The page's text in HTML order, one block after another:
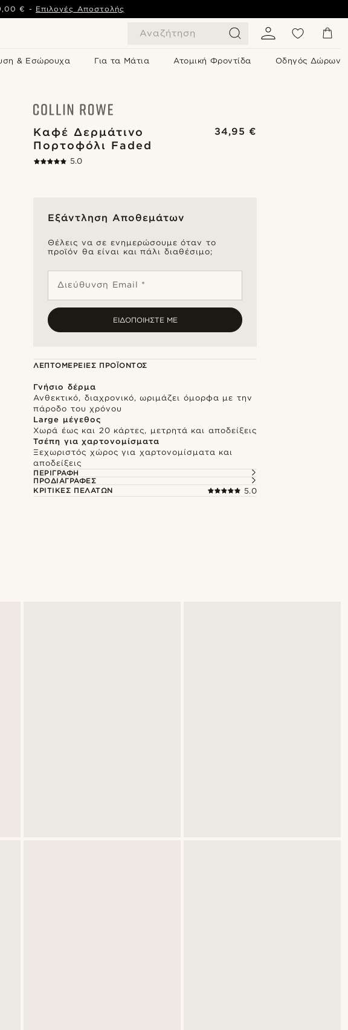
Αναζήτηση
& Εσώρουχα Για τα Μάτια Ατομική Φροντίδα Οδηγός Δώρων
€ - Επιλογές Αποστολής
Καφέ Δερμάτινο
Πορτοφόλι Faded
34,95 €
5.0
Εξάντληση Αποθεμάτων
Θέλεις να σε ενημερώσουμε όταν το
προϊόν θα είναι και πάλι διαθέσιμο;
Διεύθυνση Email *
ΕΙΔΟΠΟΙΉΣΤΕ ΜΕ
ΛΕΠΤΟΜΈΡΕΙΕΣ ΠΡΟΪΌΝΤΟΣ
Γνήσιο δέρμα
Ανθεκτικό, διαχρονικό, ωριμάζει όμορφα με την
πάροδο του χρόνου
Large μέγεθος
Χωρά έως και 20 κάρτες, μετρητά και αποδείξεις
Τσέπη για χαρτονομίσματα
Ξεχωριστός χώρος για χαρτονομίσματα και
αποδείξεις
ΠΕΡΙΓΡΑΦΉ
ΠΡΟΔΙΑΓΡΑΦΈΣ
ΚΡΙΤΙΚΈΣ ΠΕΛΑΤΏΝ
5.0